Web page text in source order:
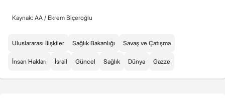
Kaynak: AA / Ekrem Biçeroğlu
Uluslararası İlişkiler Sağlık Bakanlığı Savaş ve Çatışma
İnsan Hakları İsrail Güncel Sağlık Dünya Gazze